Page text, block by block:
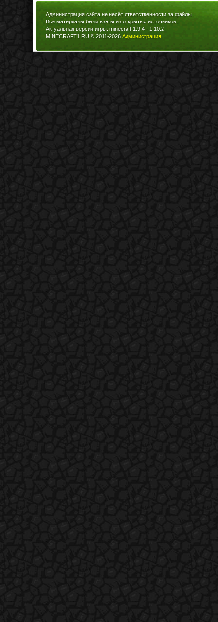
Администрация сайта не несёт ответственности за файлы.
Все материалы были взяты из открытых источников.
Актуальная версия игры: minecraft 1.9.4 - 1.10.2
MINECRAFT1.RU © 2011-2026 Администрация